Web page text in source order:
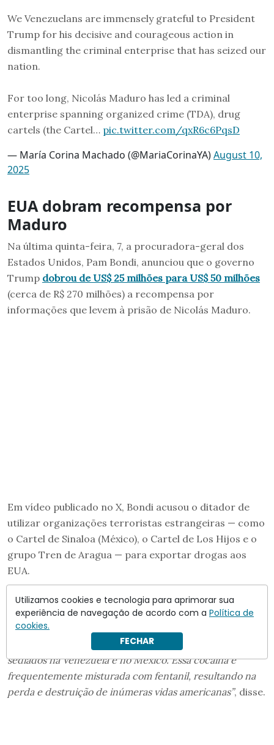
We Venezuelans are immensely grateful to President
Trump for his decisive and courageous action in
dismantling the criminal enterprise that has seized our
nation.
For too long, Nicolás Maduro has led a criminal
enterprise spanning organized crime (TDA), drug
cartels (the Cartel… pic.twitter.com/qxR6c6PqsD
— María Corina Machado (@MariaCorinaYA)August 10,
2025
EUA dobram recompensa por
Maduro
Na última quinta-feira, 7, a procuradora-geral dos
Estados Unidos, Pam Bondi, anunciou que o governo
Trump dobrou de US$ 25 milhões para US$ 50 milhões
(cerca de R$ 270 milhões) a recompensa por
informações que levem à prisão de Nicolás Maduro.
Em vídeo publicado no X, Bondi acusou o ditador de
utilizar organizações terroristas estrangeiras — como
o Cartel de Sinaloa (México), o Cartel de Los Hijos e o
grupo Tren de Aragua — para exportar drogas aos
EUA.
“Até o momento, a DEA apreendeu 30 toneladas de
cocaína ligadas a Maduro e seus cúmplices , das quais
quase sete toneladas estão ligadas ao próprio Maduro,
representando uma fonte crucial de receita para cartéis
sediados na Venezuela e no México. Essa cocaína é
frequentemente misturada com fentanil, resultando na
perda e destruição de inúmeras vidas americanas”, disse.
Utilizamos cookies e tecnologia para aprimorar sua
experiência de navegação de acordo com a Política de
cookies.
FECHAR